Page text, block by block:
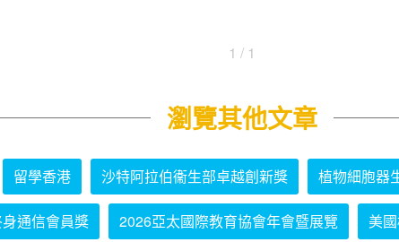
1 / 1
瀏覽其他文章
留學香港 沙特阿拉伯衞生部卓越創新獎 植物細胞器
通信會員獎 2026亞太國際教育協會年會暨展覽 美